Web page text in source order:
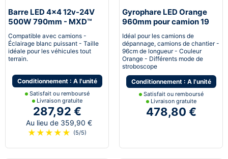
Barre LED 4x4 12v-24V
500W 790mm - MXD™
Compatible avec camions -
Éclairage blanc puissant - Taille
idéale pour les véhicules tout
terrain.
Conditionnement : A l'unité
Satisfait ou remboursé
Livraison gratuite
287,92 €
Au lieu de 359,90 €
★ ★ ★ ★ ★ (5/5)
Gyrophare LED Orange
960mm pour camion 19
modes
Idéal pour les camions de
dépannage, camions de chantier -
96cm de longueur - Couleur
Orange - Différents mode de
stroboscope
Conditionnement : A l'unité
Satisfait ou remboursé
Livraison gratuite
478,80 €